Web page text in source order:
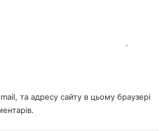
та адресу сайту в цьому браузері